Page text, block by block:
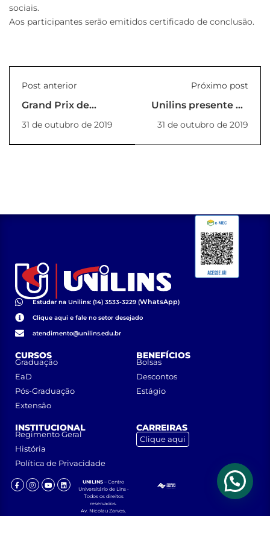
sociais.
Aos participantes serão emitidos certificado de conclusão.
Post anterior
Grand Prix de
carrinhos de
rolimãs Unilins
31 de outubro de 2019
Próximo post
Unilins presente no
encontro Estadual
dos coordenadores
dos cursos de
31 de outubro de 2019
Estudar na Unilins: (14) 3533-3229 (WhatsApp)
Clique aqui e fale no setor desejado
atendimento@unilins.edu.br
CURSOS
Graduação
EaD
Pós-Graduação
Extensão
BENEFÍCIOS
Bolsas
Descontos
Estágio
INSTITUCIONAL
Regimento Geral
História
Política de Privacidade
CARREIRAS
Clique aqui
UNILINS – Centro
Universitário de Lins •
Todos os direitos
reservados.
Av. Nicolau Zarvos,
1925 – Jardim